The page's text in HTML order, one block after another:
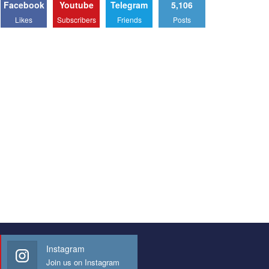
Facebook
Likes
Youtube
Subscribers
Telegram
Friends
5,106
Posts
Instagram
Join us on Instagram